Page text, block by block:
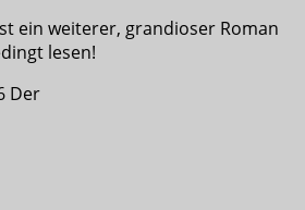
ein weiterer, grandioser Roman
lesen!